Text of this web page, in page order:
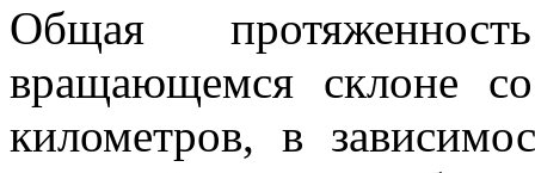
Общая
вращающемся склоне
километров, в